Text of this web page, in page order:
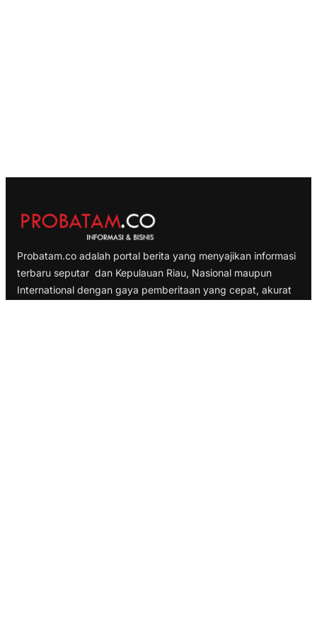
Probatam.co adalah portal berita yang menyajikan informasi
terbaru seputar dan Kepulauan Riau, Nasional maupun
International dengan gaya pemberitaan yang cepat, akurat